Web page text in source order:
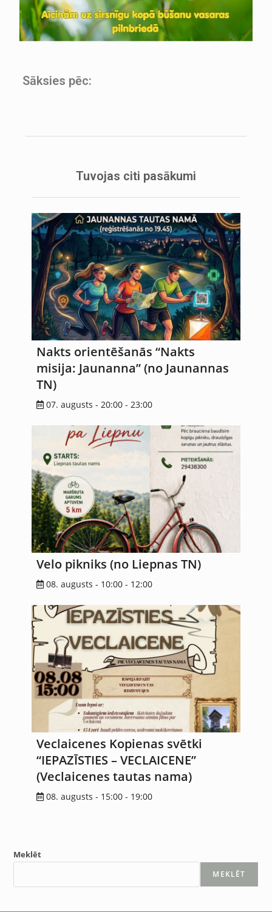
Sāksies pēc:
Tuvojas citi pasākumi
Nakts orientēšanās “Nakts
misija: Jaunanna” (no Jaunannas
TN)
07. augusts - 20:00 -23:00
Velo pikniks (no Liepnas TN)
08. augusts - 10:00 - 12:00
Veclaicenes Kopienas svētki
“IEPAZĪSTIES – VECLAICENE”
(Veclaicenes tautas nama)
08. augusts - 15:00 - 19:00
Meklēt
MEKLĒT